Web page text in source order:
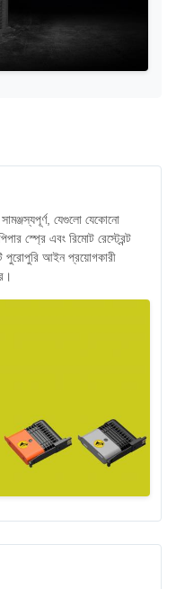
যেগুলো যেকোনো
স্প্রে এবং রিমোট রেস্ট্রেন্ট
পুরোপুরি আইন প্রয়োগকারী